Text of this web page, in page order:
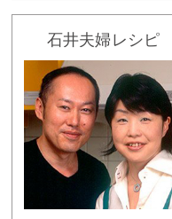
石井夫婦レシピ